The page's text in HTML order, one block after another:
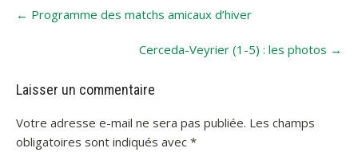
navigation
← Programme des matchs amicaux d’hiver
Cerceda-Veyrier (1-5) : les photos →
Laisser un commentaire
Votre adresse e-mail ne sera pas publiée. Les champs
obligatoires sont indiqués avec *